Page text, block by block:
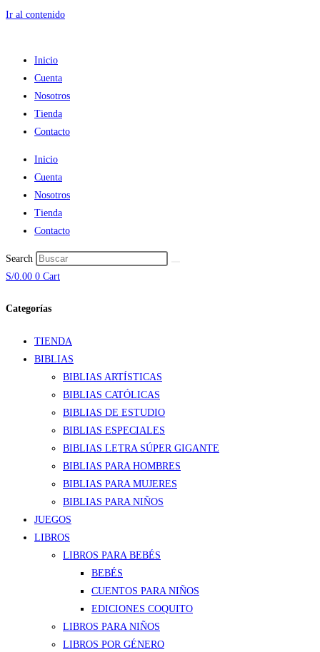
Ir al contenido
Inicio
Cuenta
Nosotros
Tienda
Contacto
Inicio
Cuenta
Nosotros
Tienda
Contacto
Search
S/0.00 0 Cart
Categorías
TIENDA
BIBLIAS
BIBLIAS ARTÍSTICAS
BIBLIAS CATÓLICAS
BIBLIAS DE ESTUDIO
BIBLIAS ESPECIALES
BIBLIAS LETRA SÚPER GIGANTE
BIBLIAS PARA HOMBRES
BIBLIAS PARA MUJERES
BIBLIAS PARA NIÑOS
JUEGOS
LIBROS
LIBROS PARA BEBÉS
BEBÉS
CUENTOS PARA NIÑOS
EDICIONES COQUITO
LIBROS PARA NIÑOS
LIBROS POR GÉNERO